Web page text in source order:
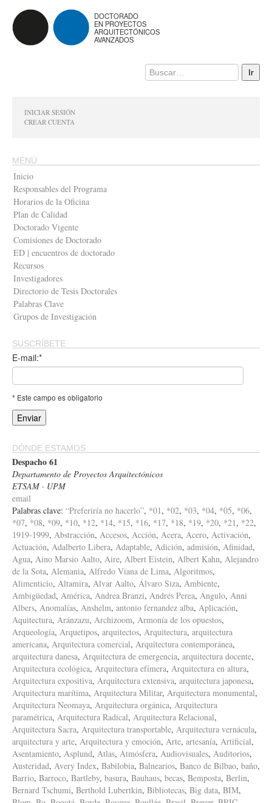
DOCTORADO
EN PROYECTOS
ARQUITECTÓNICOS
AVANZADOS
INICIAR SESIÓN
CREAR CUENTA
MENÚ
Inicio
Responsables del Programa
Horarios de la Oficina
Plan de Calidad
Doctorado Vigente
Comisiones de Doctorado
ED | encuentros de doctorado
Recursos
Investigadores
Directorio de Tesis Doctorales
Palabras Clave
Grupos de Investigación
SUSCRÍBETE
E-mail:*
* Este campo es obligatorio
DÓNDE ESTAMOS
Despacho 61
Departamento de Proyectos Arquitectónicos
ETSAM · UPM
email
Palabras clave: “Preferiría no hacerlo”, *01 , *02, *03, *04, *05, *06,
*07, *08, *09, *10, *12, *14, *15, *16, *17, *18, *19, *20, *21 , *22,
1919-1999, Abstracción, Accesos, Acción, Acera, Acero, Activación,
Actuación, Adalberto Libera, Adaptable, Adición, admisión, Afinidad,
Agua, Aino Marsio Aalto, Aire, Albert Eistein, Albert Kahn, Alejandro
de la Sota, Alemania, Alfredo Viana de Lima, Algoritmos,
Alimenticio, Altamira, Alvar Aalto, Álvaro Siza, Ambiente,
Ambigüedad, América, Andrea Branzi, Andrés Perea, Ángulo, Anni
Albers, Anomalías, Anshelm, antonio fernandez alba, Aplicación,
Aquitectura, Aránzazu, Archizoom, Armonía de los opuestos,
Arqueología, Arquetipos, arquitectos, Arquitectura, arquitectura
americana, Arquitectura comercial, Arquitectura contemporánea,
arquitectura danesa, Arquitectura de emergencia, arquitectura docente,
Arquitectura ecológica, Arquitectura efímera, Arquitectura en altura,
Arquitectura expositiva, Arquitectura extensiva, arquitectura japonesa,
Arquitectura marítima, Arquitectura Militar, Arquitectura monumental,
Arquitectura Neomaya, Arquitectura orgánica, Arquitectura
paramétrica, Arquitectura Radical, Arquitectura Relacional,
Arquitectura Sacra, Arquitectura transportable, Arquitectura vernácula,
arquitectura y arte, Arquitectura y emoción, Arte, artesanía, Artificial,
Asentamiento, Asplund, Atlas, Atmósfera, Audiovisuales, Auditorios,
Austeridad, Avery Index, Babilobia, Balnearios, Banco de Bilbao, baño,
Barrio, Barroco, Bartleby, basura, Bauhaus, becas, Bemposta, Berlin,
Bernard Tschumi, Berthold Lubertkin, Bibliotecas, Big data, BIM,